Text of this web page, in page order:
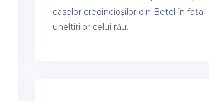
caselor credincioșilor din Betel în fața
uneltirilor celui rău.